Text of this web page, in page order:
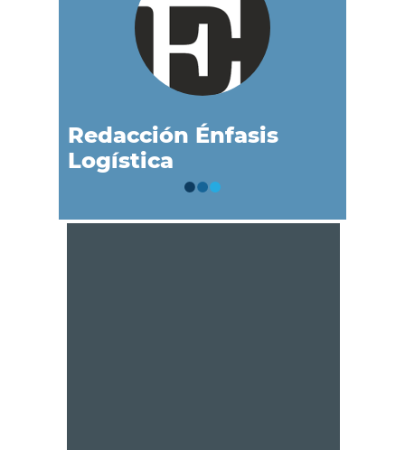
Redacción Énfasis
Logística